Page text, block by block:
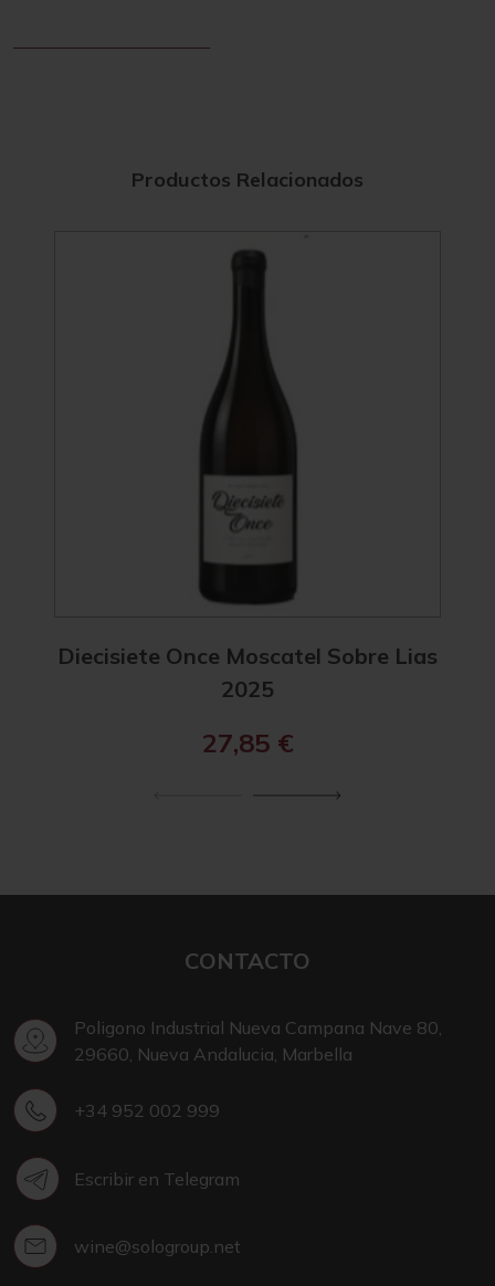
Productos Relacionados
Diecisiete Once Moscatel Sobre Lias
2025
27,85 €
CONTACTO
Poligono Industrial Nueva Campana Nave 80,
29660, Nueva Andalucia, Marbella
+34 952 002 999
Escribir en Telegram
wine@sologroup.net